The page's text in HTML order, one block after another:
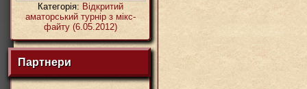
Категорія: Відкритий
аматорський турнір з мікс-
файту (6.05.2012)
Партнери